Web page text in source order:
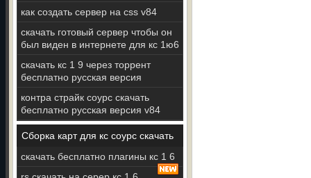
как создать сервер на css v84
скачать готовый сервер чтобы он
был виден в интернете для кс 1ю6
скачать кс 1 9 через торрент
бесплатно русская версия
контра страйк соурс скачать
бесплатно русская версия v84
Сборка карт для кс соурс скачать
скачать бесплатно плагины кс 1 6